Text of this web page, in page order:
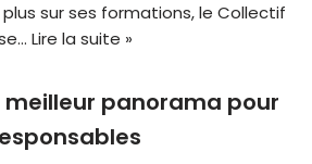
sur ses formations, le Collectif
Lire la suite »
meilleur panorama pour